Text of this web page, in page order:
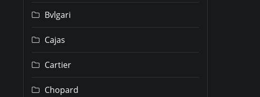
Bvlgari
Cajas
Cartier
Chopard